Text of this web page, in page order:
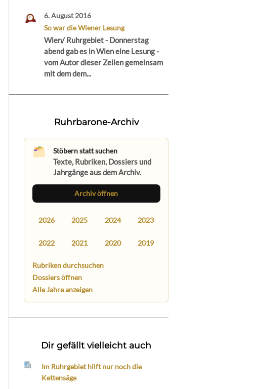
6. August 2016
So war die Wiener Lesung
Wien/ Ruhrgebiet - Donnerstag
abend gab es in Wien eine Lesung -
vom Autor dieser Zeilen gemeinsam
mit dem dem...
Ruhrbarone-Archiv
Stöbern statt suchen
Texte, Rubriken, Dossiers und
Jahrgänge aus dem Archiv.
Archiv öffnen
2026 2025 2024 2023
2022 2021 2020 2019
Rubriken durchsuchen
Dossiers öffnen
Alle Jahre anzeigen
Dir gefällt vielleicht auch
Im Ruhrgebiet hilft nur noch die
Kettensäge